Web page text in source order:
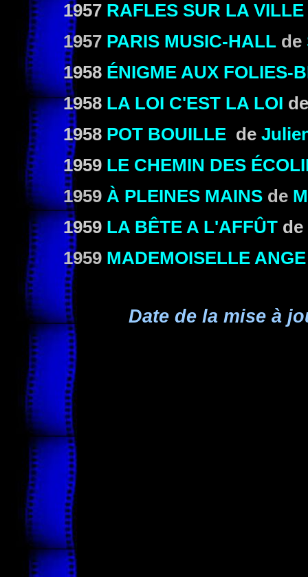
1957 RAFLES SUR LA VILLE
1957 PARIS MUSIC-HALL de
1958 ÉNIGME AUX FOLIES-
1958 LA LOI C'EST LA LOI
1958 POT BOUILLE de
1959 LE CHEMIN DES
1959 À PLEINES MAINS de
1959 LA BÊTE A L'AFFÛT de
1959 MADEMOISELLE ANGE
Date de la mise à